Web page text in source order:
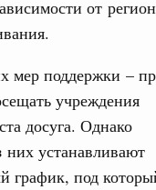
от
мер поддержки –
учреждения
досуга. Однако
них устанавливают
график, под
политики
Федерации.
и обновили